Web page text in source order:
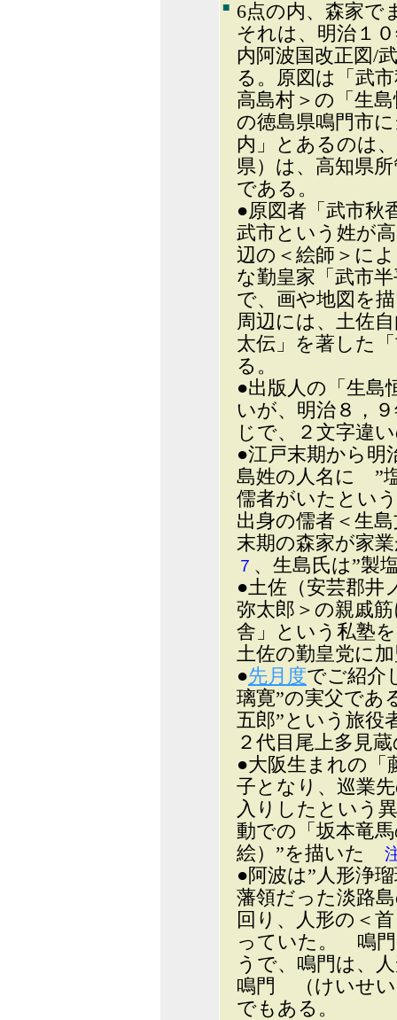
■ 6点の内、森家で
それは、明治１
内阿波国改正図/
る。原図は「武
高島村＞の「生
の徳島県鳴門市
内」とあるのは
県）は、高知県
である。
●原図者「武市秋
武市という姓が
辺の＜絵師＞に
な勤皇家「武市
で、画や地図を
周辺には、土佐
太伝」を著した
る。
●出版人の「生島
いが、明治８，
じで、２文字違
●江戸末期から明
島姓の人名に ”
儒者がいたと
出身の儒者＜生
末期の森家が家
７ 、生島氏は”製
●土佐（安芸郡井
弥太郎＞の親戚
舎」という私塾
土佐の勤皇党に
●先月度でご紹介
璃寛”の実父であ
五郎”という旅役
２代目尾上多見
●大阪生まれの「
子となり、巡業
入りしたという
動での「坂本竜
絵）”を描いた
●阿波は”人形浄
藩領だった淡路
回り、人形の＜
っていた。 鳴門
うで、鳴門は、
鳴門 （けいせい
でもある。